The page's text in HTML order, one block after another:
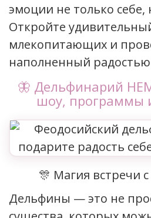
эмоции не только
Откройте
млекопитающих и
наполненный
🦋 Дельфинарий
шоу, программы
🎊 Магия встречи
Дельфины — это не